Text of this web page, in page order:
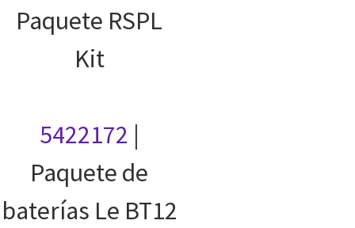
Paquete RSPL
Kit
5422172 |
Paquete de
baterías Le BT12